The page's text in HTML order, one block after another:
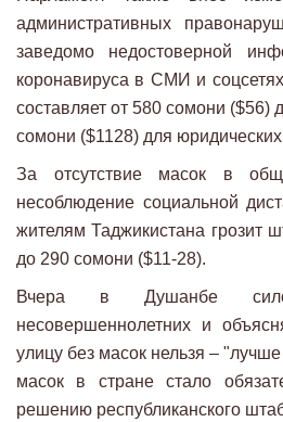
административных
заведомо недостоверной
коронавируса в СМИ и
составляет от 580 сомони ($56)
сомони ($1128) для
За отсутствие масок в
несоблюдение социальной
жителям Таджикистана грозит
до 290 сомони ($11-28).
Вчера в Душанбе
несовершеннолетних и
улицу без масок нельзя –
масок в стране стало
решению республиканского